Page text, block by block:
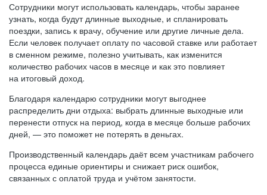
Сотрудники могут использовать календарь, чтобы заранее
узнать, когда будут длинные выходные, и спланировать
поездки, запись к врачу, обучение или другие личные дела.
Если человек получает оплату по часовой ставке или работает
в сменном режиме, полезно учитывать, как изменится
количество рабочих часов в месяце и как это повлияет
на итоговый доход.
Благодаря календарю сотрудники могут выгоднее
распределить дни отдыха: выбрать длинные выходные или
перенести отпуск на период, когда в месяце больше рабочих
дней, — это поможет не потерять в деньгах.
Производственный календарь даёт всем участникам рабочего
процесса единые ориентиры и снижает риск ошибок,
связанных с оплатой труда и учётом занятости.